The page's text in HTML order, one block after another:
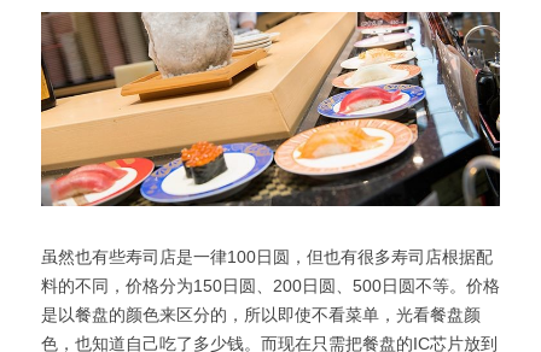
虽然也有些寿司店是一律100日圆，但也有很多寿司店根据配
料的不同，价格分为150日圆、200日圆、500日圆不等。价格
是以餐盘的颜色来区分的，所以即使不看菜单，光看餐盘颜
色，也知道自己吃了多少钱。而现在只需把餐盘的IC芯片放到